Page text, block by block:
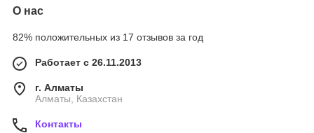
О нас
82% положительных из 17 отзывов за год
Работает с 26.11.2013
г. Алматы
Алматы, Казахстан
Контакты